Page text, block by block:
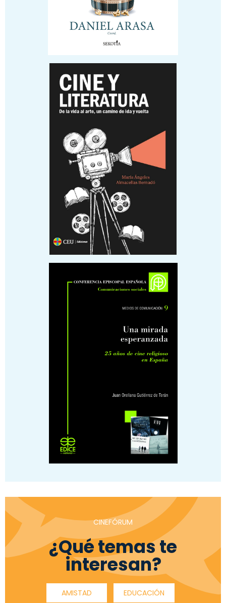
CINEFÓRUM
¿Qué temas te
interesan?
AMISTAD EDUCACIÓN